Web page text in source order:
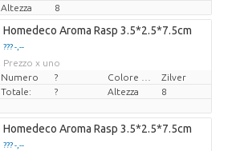
Altezza
8
Homedeco Aroma Rasp 3.5*2.5*7.5cm
??? -,--
Prezzo x uno
Numero
?
Zilver
Totale:
? Altezza 8
Homedeco Aroma Rasp 3.5*2.5*7.5cm
??? -,--